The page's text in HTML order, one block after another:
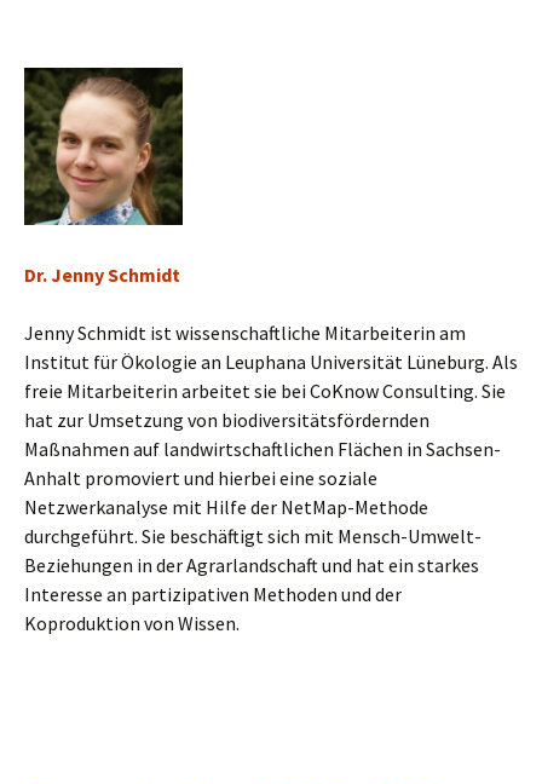
Dr. Jenny Schmidt
Jenny Schmidt ist wissenschaftliche Mitarbeiterin am
Institut für Ökologie an Leuphana Universität Lüneburg. Als
freie Mitarbeiterin arbeitet sie bei CoKnow Consulting. Sie
hat zur Umsetzung von biodiversitätsfördernden
Maßnahmen auf landwirtschaftlichen Flächen in Sachsen-
Anhalt promoviert und hierbei eine soziale
Netzwerkanalyse mit Hilfe der NetMap-Methode
durchgeführt. Sie beschäftigt sich mit Mensch-Umwelt-
Beziehungen in der Agrarlandschaft und hat ein starkes
Interesse an partizipativen Methoden und der
Koproduktion von Wissen.